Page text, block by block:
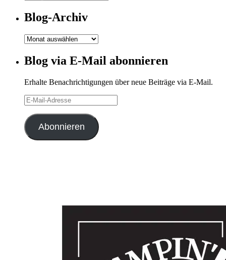
Blog-Archiv
Blog-
Blog via E-Mail abonnieren
Erhalte Benachrichtigungen über neue Beiträge via E-Mail.
E-
Mail-
Adresse
Abonnieren